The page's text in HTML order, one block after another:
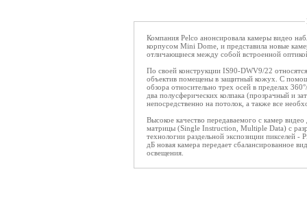
Компания Pelco анонсировала камеры видео
корпусом Mini Dome, и представила новые
отличающиеся между собой встроенной
По своей конструкции IS90-DWV9/22
объектив помещены в защитный кожух. С
обзора относительно трех осей в пределах
два полусферических колпака (прозрачный и
непосредственно на потолок, а также все
Высокое качество передаваемого с камер
матрицы (Single Instruction, Multiple Data) с
технологии раздельной экспозиции пикселей
дБ новая камера передает сбалансированное
освещения.